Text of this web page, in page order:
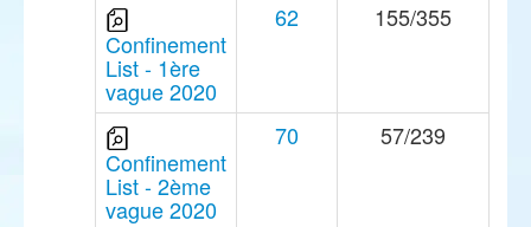
Confinement
List - 1ère
vague 2020
62 155/355
Confinement
List - 2ème
vague 2020
70 57/239